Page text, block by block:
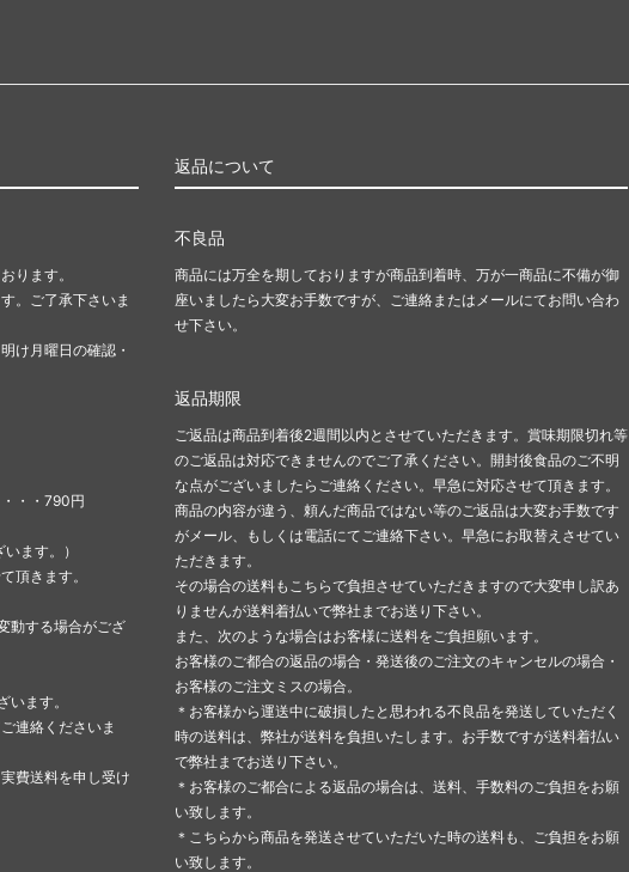
ります。
。ご了承下さいま
け月曜日の確認・
・・790円
ます。）
ます。
動する場合がござ
ます。
連絡くださいま
費送料を申し受け
返品について
不良品
商品には万全を期しておりますが商品到着時、万が一商品に不備が御
座いましたら大変お手数ですが、ご連絡またはメールにてお問い合わ
せ下さい。
返品期限
ご返品は商品到着後2週間以内とさせていただきます。賞味期限切れ等
のご返品は対応できませんのでご了承ください。開封後食品のご不明
な点がございましたらご連絡ください。早急に対応させて頂きます。
商品の内容が違う、頼んだ商品ではない等のご返品は大変お手数です
がメール、もしくは電話にてご連絡下さい。早急にお取替えさせてい
ただきます。
その場合の送料もこちらで負担させていただきますので大変申し訳あ
りませんが送料着払いで弊社までお送り下さい。
また、次のような場合はお客様に送料をご負担願います。
お客様のご都合の返品の場合・発送後のご注文のキャンセルの場合・
お客様のご注文ミスの場合。
＊お客様から運送中に破損したと思われる不良品を発送していただく
時の送料は、弊社が送料を負担いたします。お手数ですが送料着払い
で弊社までお送り下さい。
＊お客様のご都合による返品の場合は、送料、手数料のご負担をお願
い致します。
＊こちらから商品を発送させていただいた時の送料も、ご負担をお願
い致します。